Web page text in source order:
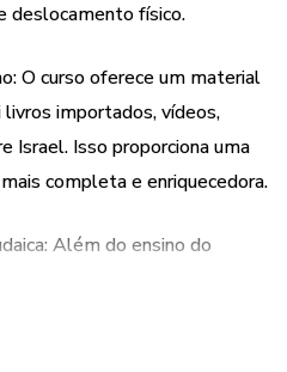
deslocamento físico.
O curso oferece um material
importados, vídeos,
Israel. Isso proporciona uma
completa e enriquecedora.
Além do ensino do
os alunos tenham uma